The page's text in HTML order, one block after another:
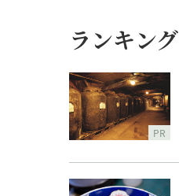
ランキング
PR